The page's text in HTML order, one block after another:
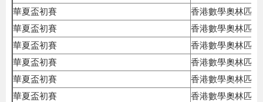
華夏盃初賽
香港數學奧林匹
華夏盃初賽
香港數學奧林匹
華夏盃初賽
香港數學奧林匹
華夏盃初賽
香港數學奧林匹
華夏盃初賽
香港數學奧林匹
華夏盃初賽
香港數學奧林匹